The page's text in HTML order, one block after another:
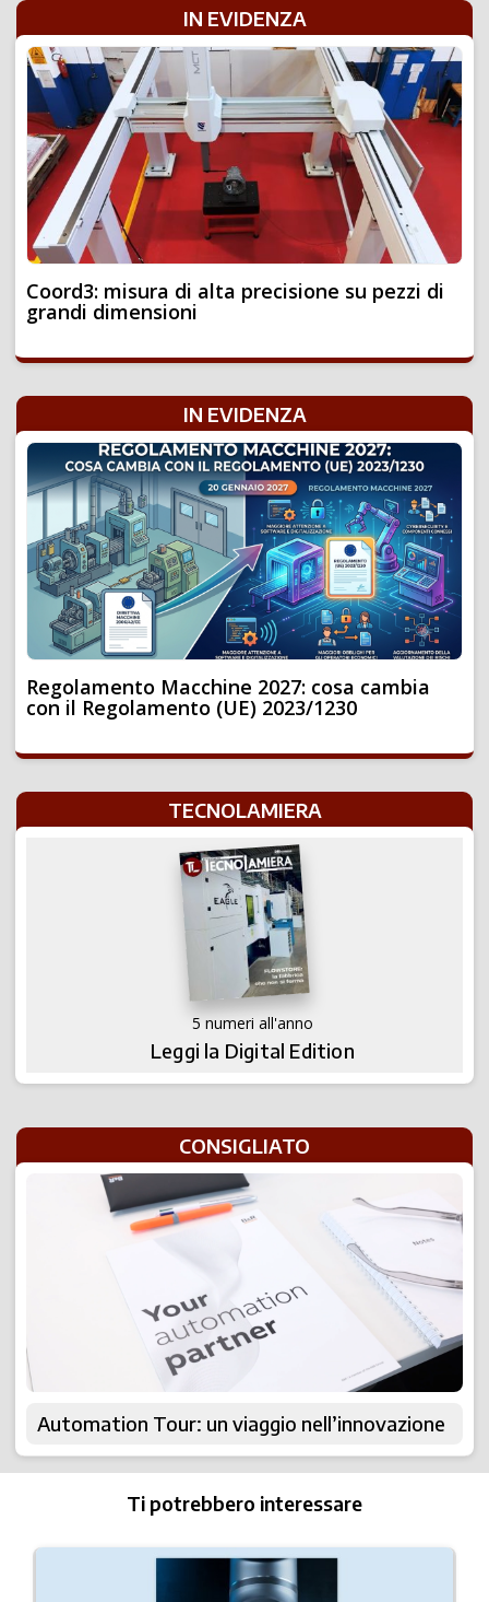
IN EVIDENZA
Coord3: misura di alta precisione su pezzi di
grandi dimensioni
IN EVIDENZA
Regolamento Macchine 2027: cosa cambia
con il Regolamento (UE) 2023/1230
TECNOLAMIERA
5 numeri all'anno
Leggi la Digital Edition
CONSIGLIATO
Automation Tour: un viaggio nell’innovazione
Ti potrebbero interessare